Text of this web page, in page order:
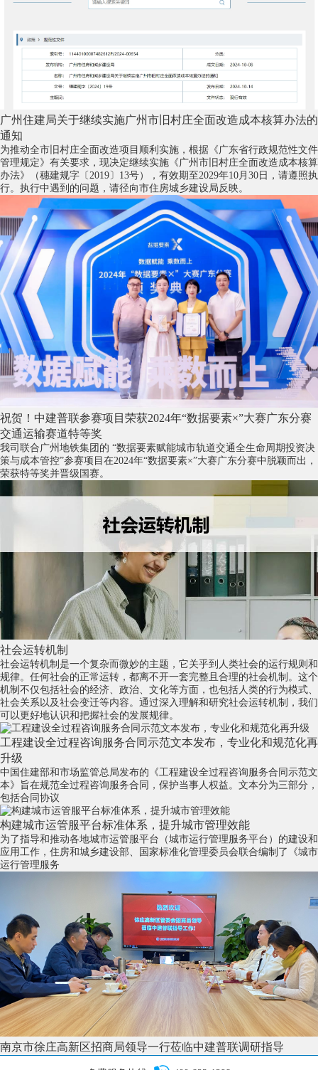
广州住建局关于继续实施广州市旧村庄全面改造成本核算办法的
通知
为推动全市旧村庄全面改造项目顺利实施，根据《广东省行政规范性文件
管理规定》有关要求，现决定继续实施《广州市旧村庄全面改造成本核算
办法》（穗建规字〔2019〕13号），有效期至2029年10月30日，请遵照执
行。执行中遇到的问题，请径向市住房城乡建设局反映。
祝贺！中建普联参赛项目荣获2024年“数据要素×”大赛广东分赛
交通运输赛道特等奖
我司联合广州地铁集团的 “数据要素赋能城市轨道交通全生命周期投资决
策与成本管控”参赛项目在2024年“数据要素×”大赛广东分赛中脱颖而出，
荣获特等奖并晋级国赛。
社会运转机制
社会运转机制是一个复杂而微妙的主题，它关乎到人类社会的运行规则和
规律。任何社会的正常运转，都离不开一套完整且合理的社会机制。这个
机制不仅包括社会的经济、政治、文化等方面，也包括人类的行为模式、
社会关系以及社会变迁等内容。通过深入理解和研究社会运转机制，我们
可以更好地认识和把握社会的发展规律。
工程建设全过程咨询服务合同示范文本发布，专业化和规范化再
升级
中国住建部和市场监管总局发布的《工程建设全过程咨询服务合同示范文
本》旨在规范全过程咨询服务合同，保护当事人权益。文本分为三部分，
包括合同协议
构建城市运管服平台标准体系，提升城市管理效能
为了指导和推动各地城市运管服平台（城市运行管理服务平台）的建设和
应用工作，住房和城乡建设部、国家标准化管理委员会联合编制了《城市
运行管理服务
南京市徐庄高新区招商局领导一行莅临中建普联调研指导